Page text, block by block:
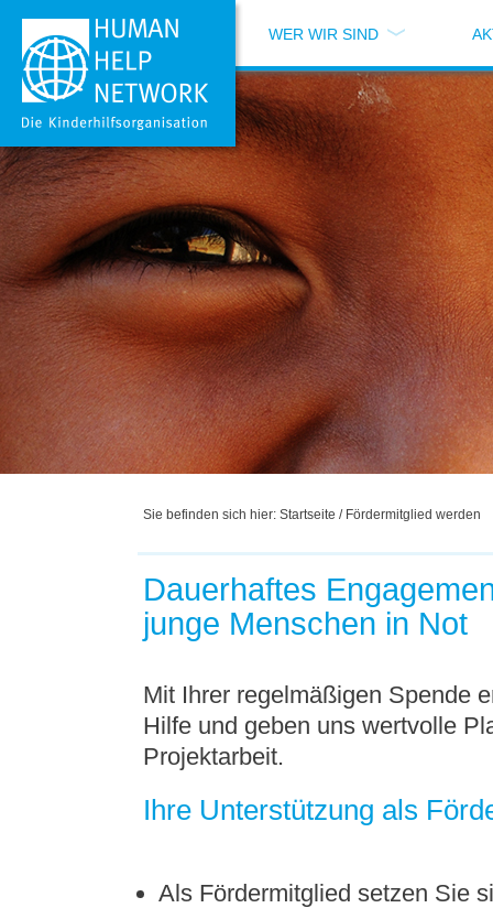
WER WIR SIND
Sie befinden sich hier: Startseite / Fördermitglied werden
Dauerhaftes
junge Menschen in Not
Mit Ihrer regelmäßigen Spende
Hilfe und geben uns wertvolle
Projektarbeit.
Ihre Unterstützung als
Als Fördermitglied setzen Sie